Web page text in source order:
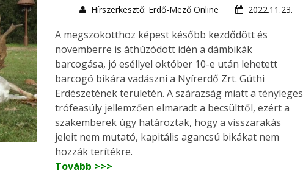
Hírszerkesztő: Erdő-Mező Online 2022.11.23.
A megszokotthoz képest később kezdődött és
novemberre is áthúzódott idén a dámbikák
barcogása, jó eséllyel október 10-e után lehetett
barcogó bikára vadászni a Nyírerdő Zrt. Gúthi
Erdészetének területén. A szárazság miatt a tényleges
trófeasúly jellemzően elmaradt a becsülttől, ezért a
szakemberek úgy határoztak, hogy a visszarakás
jeleit nem mutató, kapitális agancsú bikákat nem
hozzák terítékre.
Tovább >>>